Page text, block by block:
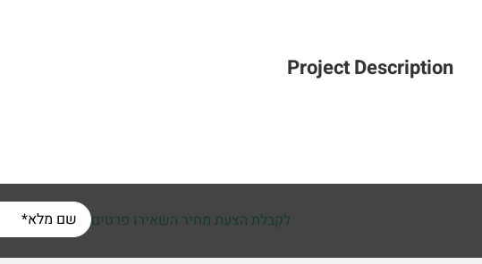
Project Description
לקבלת הצעת מחיר השאירו פרטים